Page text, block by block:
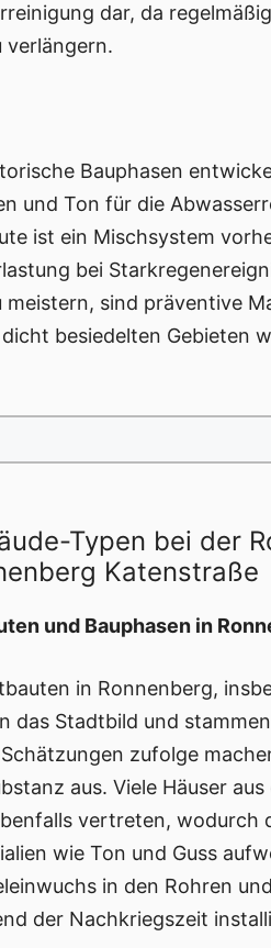
dar, da
verlängern.
Bauphasen
und Ton für die
ist ein Mischsystem
bei
sind präventive
besiedelten Gebieten
Typen bei der
Katenstraße
und Bauphasen in
in Ronnenberg,
das Stadtbild und
zufolge
aus. Viele Häuser
vertreten,
wie Ton und Guss
in den Rohren
der Nachkriegszeit